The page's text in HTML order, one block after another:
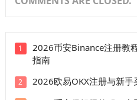
1
2026币安Binance注册教
指南
2 2026欧易OKX注册与新手